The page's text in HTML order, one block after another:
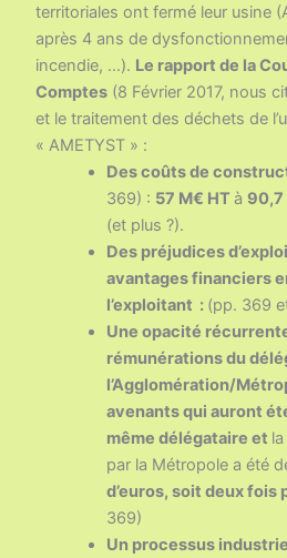
territoriales ont fermé leur usine
après 4 ans de
incendie, …). Le rapport de la
Comptes (8 Février 2017, nous
et le traitement des déchets de
« AMETYST » :
Des coûts de
369) : 57 M€ HT à 90,7
(et plus ?).
Des préjudices
avantages financiers
l’exploitant : (pp. 369
Une opacité
rémunérations du
l’Agglomération/
avenants qui auront
même délégataire et
par la Métropole a été
d’euros, soit deux fois
369)
Un processus